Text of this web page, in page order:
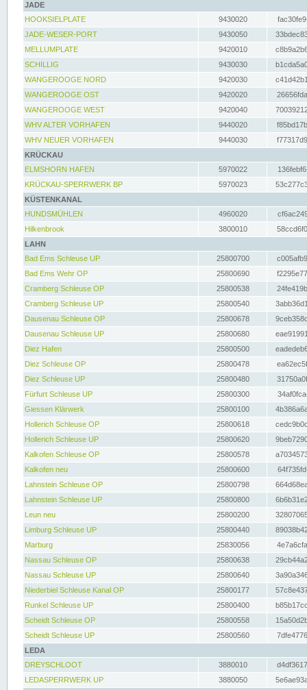
JADE
HOOKSIELPLATE
9430020
JADE-WESER-PORT
9430050
MELLUMPLATE
9420010
SCHILLIG
9430030
WANGEROOGE NORD
9420030
WANGEROOGE OST
9420020
WANGEROOGE WEST
9420040
WHV ALTER VORHAFEN
9440020
WHV NEUER VORHAFEN
9440030
KRÜCKAU
ELMSHORN HAFEN
5970022
KRÜCKAU-SPERRWERK BP
5970023
KÜSTENKANAL
HUNDSMÜHLEN
4960020
Hilkenbrook
3800010
LAHN
Bad Ems Schleuse UP
25800700
Bad Ems Wehr OP
25800690
Cramberg Schleuse OP
25800538
Cramberg Schleuse UP
25800540
Dausenau Schleuse OP
25800678
Dausenau Schleuse UP
25800680
Diez Hafen
25800500
Diez Schleuse OP
25800478
Diez Schleuse UP
25800480
Fürfurt Schleuse UP
25800300
Giessen Klärwerk
25800100
Hollerich Schleuse OP
25800618
Hollerich Schleuse UP
25800620
Kalkofen Schleuse OP
25800578
Kalkofen neu
25800600
Lahnstein Schleuse OP
25800798
Lahnstein Schleuse UP
25800800
Leun neu
25800200
Limburg Schleuse UP
25800440
Marburg
25830056
Nassau Schleuse OP
25800638
Nassau Schleuse UP
25800640
Niederbiel Schleuse Kanal OP
25800177
Runkel Schleuse UP
25800400
Scheidt Schleuse OP
25800558
Scheidt Schleuse UP
25800560
LEDA
DREYSCHLOOT
3880010
LEDASPERRWERK UP
3880050